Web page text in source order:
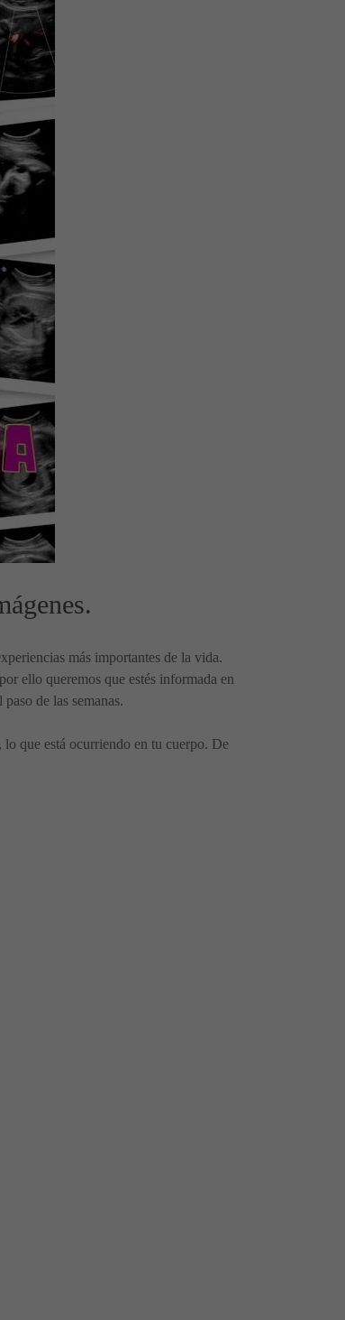
más importantes de la vida.
ello queremos que estés informada en
de las semanas.
, lo que está ocurriendo en tu cuerpo. De